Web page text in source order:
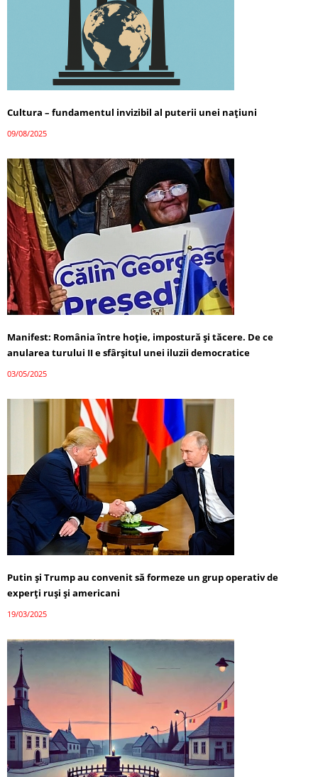
Cultura – fundamentul invizibil al puterii unei națiuni
09/08/2025
Manifest: România între hoție, impostură și tăcere. De ce
anularea turului II e sfârșitul unei iluzii democratice
03/05/2025
Putin și Trump au convenit să formeze un grup operativ de
experți ruși și americani
19/03/2025